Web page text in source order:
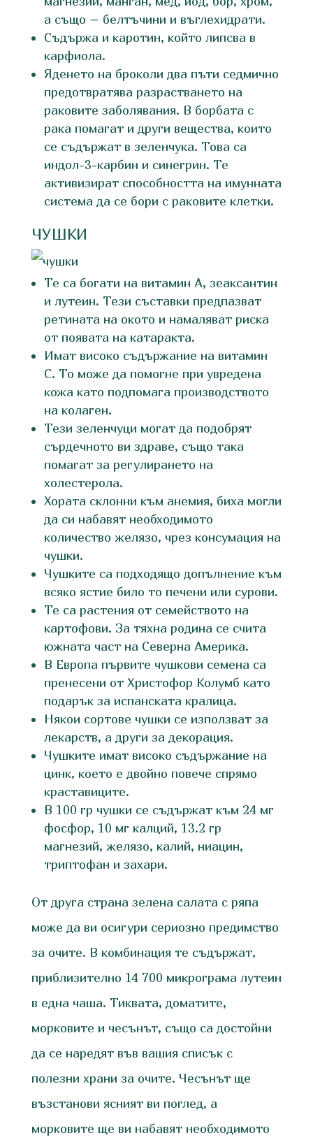
а също – белтъчини и въглехидрати.
Съдържа и каротин, който липсва в
карфиола.
Яденето на броколи два пъти седмично
предотвратява разрастването на
раковите заболявания. В борбата с
рака помагат и други вещества, които
се съдържат в зеленчука. Това са
индол-3-карбин и синегрин. Те
активизират способността на имунната
система да се бори с раковите клетки.
ЧУШКИ
Те са богати на витамин А, зеаксантин
и лутеин. Тези съставки предпазват
ретината на окото и намаляват риска
от появата на катаракта.
Имат високо съдържание на витамин
C. То може да помогне при увредена
кожа като подпомага производството
на колаген.
Тези зеленчуци могат да подобрят
сърдечното ви здраве, също така
помагат за регулирането на
холестерола.
Хората склонни към анемия, биха могли
да си набавят необходимото
количество желязо, чрез консумация на
чушки.
Чушките са подходящо допълнение към
всяко ястие било то печени или сурови.
Те са растения от семейството на
картофови. За тяхна родина се счита
южната част на Северна Америка.
В Европа първите чушкови семена са
пренесени от Христофор Колумб като
подарък за испанската кралица.
Някои сортове чушки се използват за
лекарств, а други за декорация.
Чушките имат високо съдържание на
цинк, което е двойно повече спрямо
краставиците.
В 100 гр чушки се съдържат към 24 мг
фосфор, 10 мг калций, 13.2 гр
магнезий, желязо, калий, ниацин,
триптофан и захари.
От друга страна зелена салата с ряпа
може да ви осигури сериозно предимство
за очите. В комбинация те съдържат,
приблизително 14 700 микрограма лутеин
в една чаша. Тиквата, доматите,
морковите и чесънът, също са достойни
да се наредят във вашия списък с
полезни храни за очите. Чесънът ще
възстанови ясният ви поглед, а
морковите ще ви набавят необходимото